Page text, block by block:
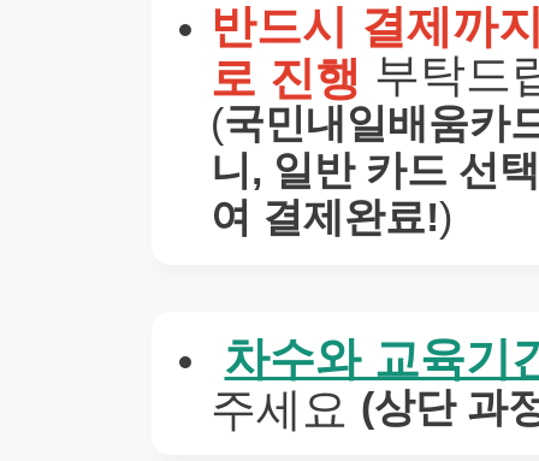
반드시 결제까
로 진행 부탁드
(국민내일배움카
니, 일반 카드 선
여 결제완료!)
차수와 교육기
주세요 (상단 과